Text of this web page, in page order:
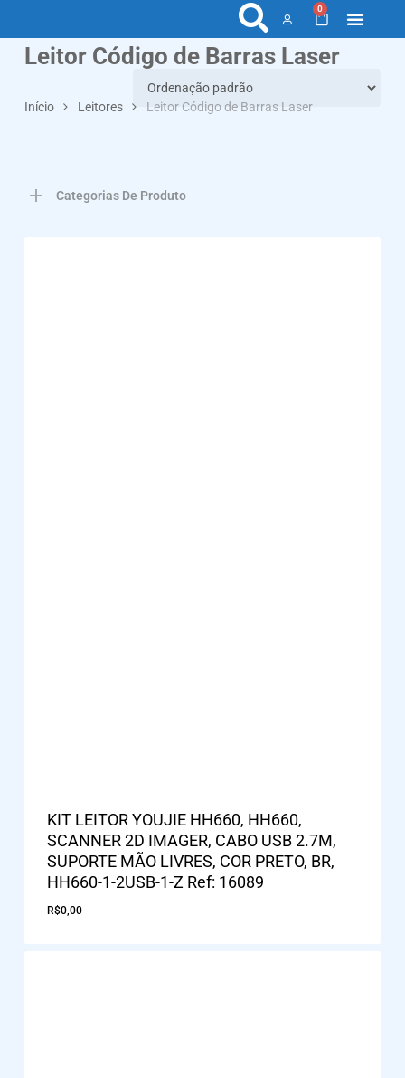
0
Leitor Código de Barras Laser
Início Leitores Leitor Código de Barras Laser
Categorias De Produto
KIT LEITOR YOUJIE HH660, HH660,
SCANNER 2D IMAGER, CABO USB 2.7M,
SUPORTE MÃO LIVRES, COR PRETO, BR,
HH660-1-2USB-1-Z Ref: 16089
R$0,00